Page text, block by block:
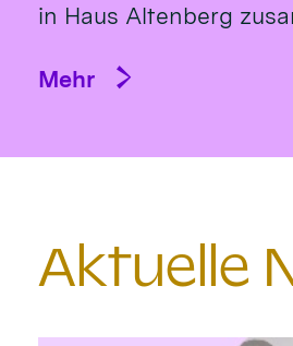
in Haus Altenberg
Mehr
Aktuelle